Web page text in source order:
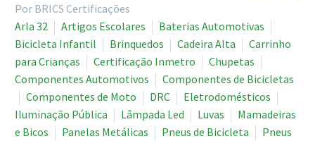
Por BRICS Certificações
Arla 32
Artigos Escolares
Baterias Automotivas
Bicicleta Infantil
Brinquedos Cadeira Alta
Carrinho
para Crianças
Certificação Inmetro
Chupetas
Componentes Automotivos
Componentes de Bicicletas
Componentes de Moto
DRC
Eletrodomésticos
Iluminação Pública
Lâmpada Led Luvas
Mamadeiras
e Bicos
Panelas Metálicas Pneus de Bicicleta
Pneus